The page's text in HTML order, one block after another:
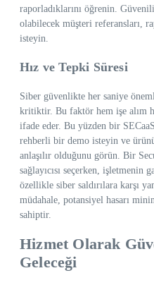
raporladıklarını öğrenin.
olabilecek müşteri referansları,
isteyin.
Hız ve Tepki Süresi
Siber güvenlikte her saniye
kritiktir. Bu faktör hem işe alım
ifade eder. Bu yüzden bir
rehberli bir demo isteyin ve
anlaşılır olduğunu görün. Bir
sağlayıcısı seçerken, işletmenin
özellikle siber saldırılara karşı
müdahale, potansiyel hasarı
sahiptir.
Hizmet Olarak
Geleceği